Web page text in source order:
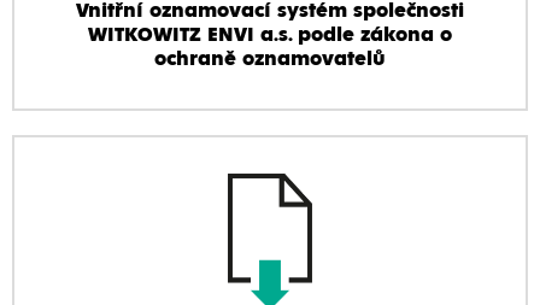
Vnitřní oznamovací systém společnosti
WITKOWITZ ENVI a.s. podle zákona o
ochraně oznamovatelů